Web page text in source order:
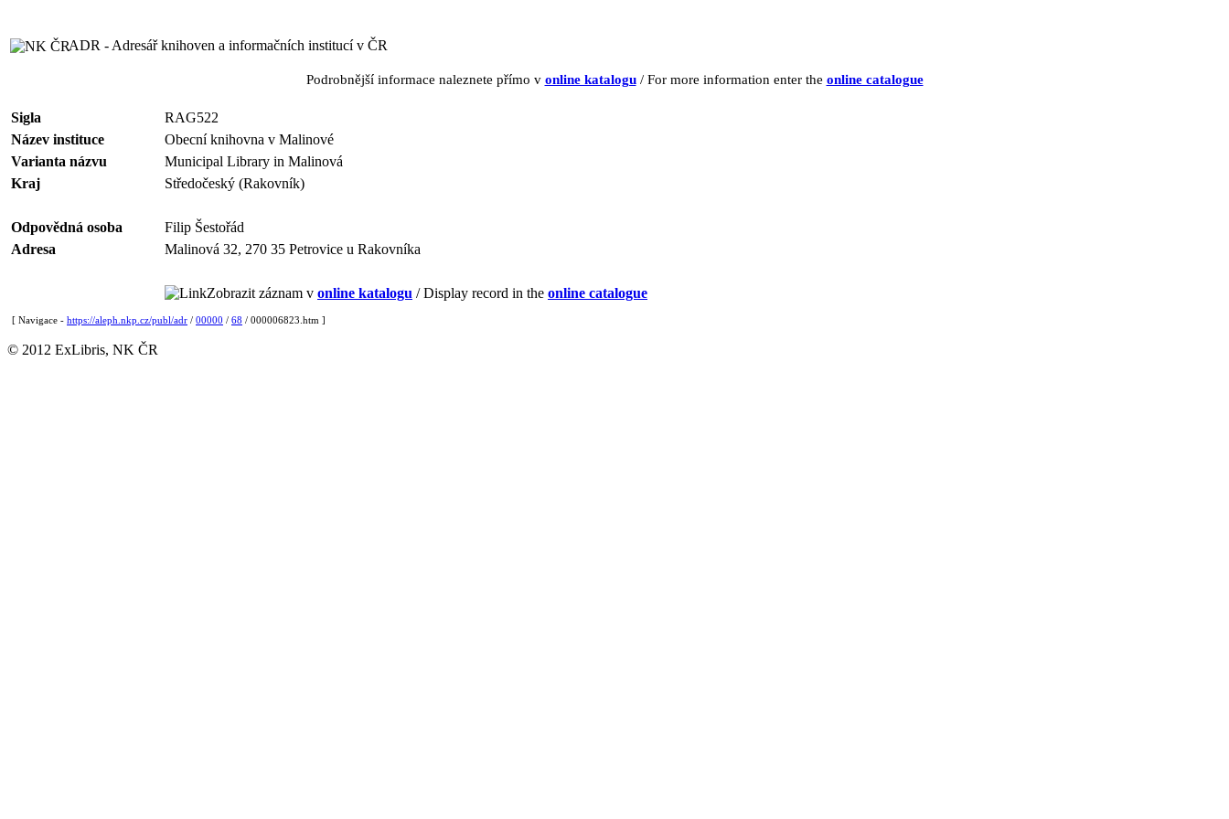
ADR - Adresář knihoven a informačních institucí v ČR
Podrobnější informace naleznete přímo v online katalogu/ For more information enter the online catalogue
Sigla
RAG522
Název instituce
Obecní knihovna v Malinové
Varianta názvu
Municipal Library in Malinová
Kraj
Středočeský (Rakovník)
Odpovědná osoba
Filip Šestořád
Adresa
Malinová 32, 270 35 Petrovice u Rakovníka
Zobrazit záznam v online katalogu / Display record in the online catalogue
[ Navigace - https://aleph.nkp.cz/publ/adr / 00000 / 68 / 000006823.htm ]
© 2012 ExLibris, NK ČR